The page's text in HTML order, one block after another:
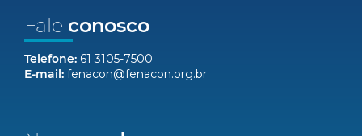
Fale conosco
Telefone: 61 3105-7500
E-mail: fenacon@fenacon.org.br